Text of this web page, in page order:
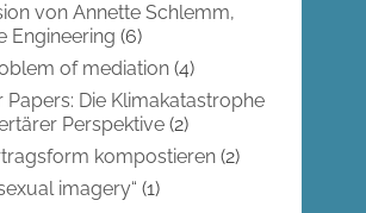
von Annette Schlemm,
Engineering (6)
of mediation(4)
Papers: Die Klimakatastrophe
Perspektive(2)
kompostieren(2)
imagery“ (1)